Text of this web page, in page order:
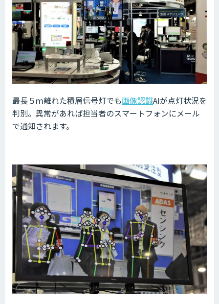
最長５ｍ離れた積層信号灯でも画像認識AIが点灯状況を
判別。異常があれば担当者のスマートフォンにメール
で通知されます。